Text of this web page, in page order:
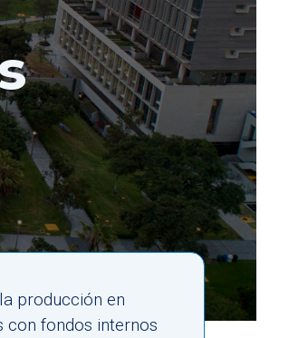
producción en
con fondos internos